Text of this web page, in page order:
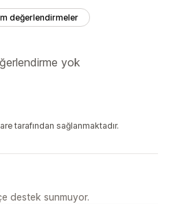
değerlendirmeler
yok
tarafından sağlanmaktadır.
destek sunmuyor.